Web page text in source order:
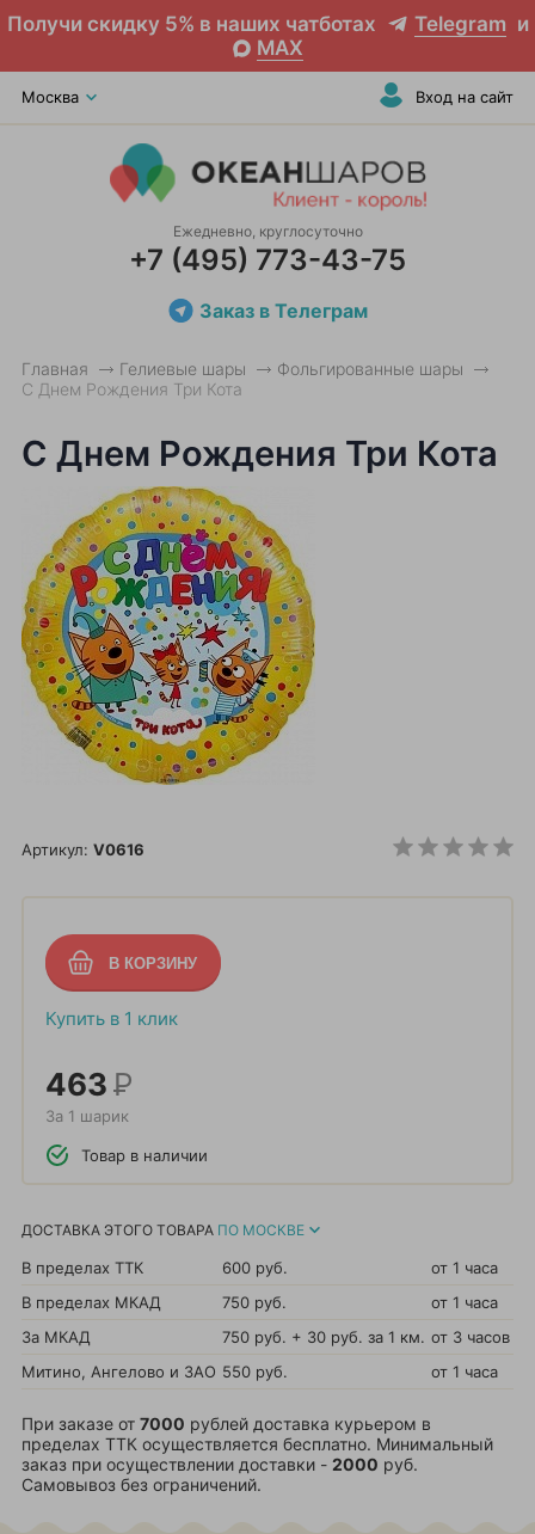
Получи скидку 5% в наших чатботах Telegram и
MAX
Москва Вход на сайт
Ежедневно, круглосуточно
+7 (495) 773-43-75
Заказ в Телеграм
Главная Гелиевые шары
Фольгированные шары
С Днем Рождения Три Кота
С Днем Рождения Три Кота
Артикул: V0616
Купить в 1 клик
463Р
За 1 шарик
Товар в наличии
ДОСТАВКА ЭТОГО ТОВАРА ПО МОСКВЕ
В пределах ТТК 600 руб.
от 1 часа
В пределах МКАД
750 руб.
от 1 часа
За МКАД
750 руб. + 30 руб. за 1 км. от 3 часов
Митино, Ангелово и ЗАО 550 руб. от 1 часа
При заказе от 7000 рублей доставка курьером в
пределах ТТК осуществляется бесплатно. Минимальный
заказ при осуществлении доставки - 2000 руб.
Самовывоз без ограничений.